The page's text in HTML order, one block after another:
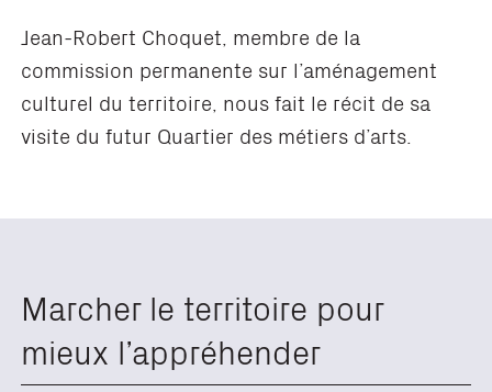
Jean-Robert Choquet, membre de la
commission permanente sur l’aménagement
culturel du territoire, nous fait le récit de sa
visite du futur Quartier des métiers d’arts.
Marcher le territoire pour
mieux l’appréhender